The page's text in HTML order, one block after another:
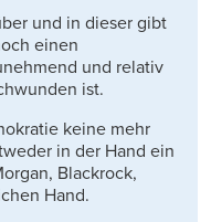
und in dieser gibt
einen
und relativ
ist.
keine mehr
in der Hand ein
Blackrock,
Hand.